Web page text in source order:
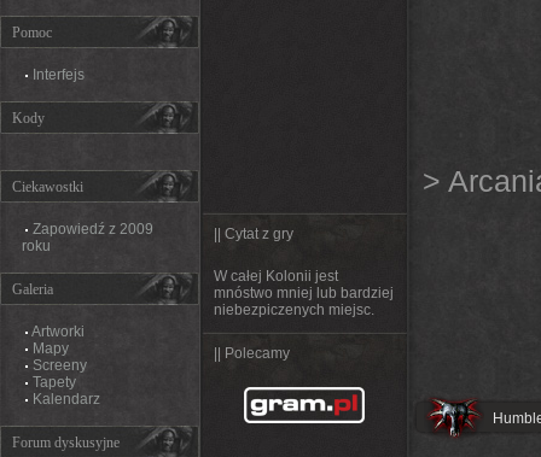
Pomoc
Interfejs
Kody
Ciekawostki
Zapowiedź z 2009
roku
Galeria
Artworki
Mapy
Screeny
Tapety
Kalendarz
Forum dyskusyjne
|| Cytat z gry
W całej Kolonii jest
mnóstwo mniej lub bardziej
niebezpiczenych miejsc.
|| Polecamy
>